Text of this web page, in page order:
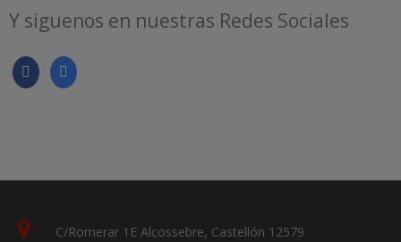
Y siguenos en nuestras Redes Sociales
C/Romerar 1E Alcossebre, Castellón 12579